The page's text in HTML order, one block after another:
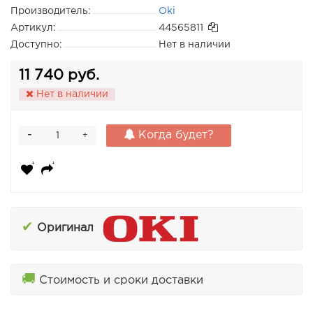
Производитель:
Oki
Артикул:
44565811
Доступно:
Нет в наличии
11 740 руб.
Нет в наличии
+
- Когда будет?
✔ Оригинал
🚚 Стоимость и сроки доставки